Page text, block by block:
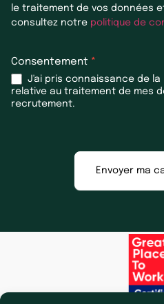
le traitement de vos données
consultez notre politique de
Consentement *
J'ai pris connaissance de
relative au traitement de mes
recrutement.
Envoyer ma